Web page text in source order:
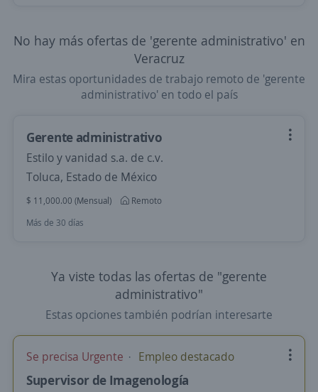
No hay más ofertas de 'gerente administrativo' en
Veracruz
Mira estas oportunidades de trabajo remoto de 'gerente
administrativo' en todo el país
Gerente administrativo
Estilo y vanidad s.a. de c.v.
Toluca, Estado de México
$ 11,000.00 (Mensual)
Remoto
Más de 30 días
Ya viste todas las ofertas de "gerente
administrativo"
Estas opciones también podrían interesarte
Se precisa Urgente Empleo destacado
Supervisor de Imagenología